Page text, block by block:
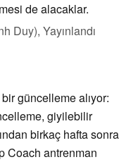
de alacaklar.
Duy), Yayınlandı
güncelleme alıyor:
giyilebilir
birkaç hafta sonra
Coach antrenman